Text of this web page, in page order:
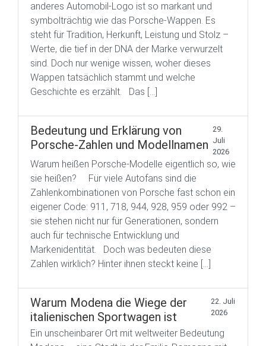
anderes Automobil-Logo ist so markant und
symbolträchtig wie das Porsche-Wappen. Es
steht für Tradition, Herkunft, Leistung und Stolz –
Werte, die tief in der DNA der Marke verwurzelt
sind. Doch nur wenige wissen, woher dieses
Wappen tatsächlich stammt und welche
Geschichte es erzählt. Das […]
Bedeutung und Erklärung von
Porsche-Zahlen und Modellnamen
29.
Juli
2026
Warum heißen Porsche-Modelle eigentlich so, wie
sie heißen? Für viele Autofans sind die
Zahlenkombinationen von Porsche fast schon ein
eigener Code: 911, 718, 944, 928, 959 oder 992 –
sie stehen nicht nur für Generationen, sondern
auch für technische Entwicklung und
Markenidentität. Doch was bedeuten diese
Zahlen wirklich? Hinter ihnen steckt keine […]
Warum Modena die Wiege der
italienischen Sportwagen ist
22. Juli
2026
Ein unscheinbarer Ort mit weltweiter Bedeutung